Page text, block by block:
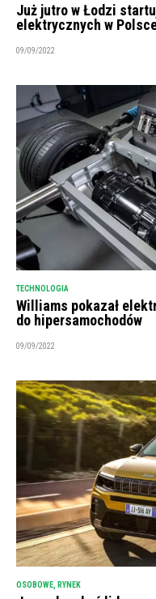
Już jutro w Łodzi
elektrycznych w
09/09/2022
TECHNOLOGIA
Williams pokazał
do hipersamochodów
09/09/2022
OSOBOWE RYNEK